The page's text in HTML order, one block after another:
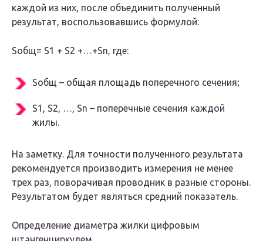
каждой из них, после объединить полученный
результат, воспользовавшись формулой:
Sобщ= S1 + S2 +…+Sn, где:
Sобщ – общая площадь поперечного сечения;
S1, S2, …, Sn – поперечные сечения каждой
жилы.
На заметку. Для точности полученного результата
рекомендуется производить измерения не менее
трех раз, поворачивая проводник в разные стороны.
Результатом будет являться средний показатель.
Определение диаметра жилки цифровым